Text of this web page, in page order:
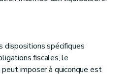
dispositions spécifiques
fiscales, le
imposer à quiconque est